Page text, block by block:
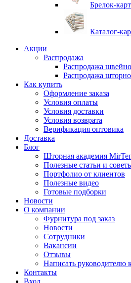
Брелок-
Каталог-
Акции
Распродажа
Распродажа
Распродажа
Как купить
Оформление заказа
Условия оплаты
Условия доставки
Условия возврата
Верификация оптовика
Доставка
Блог
Шторная академия
Полезные статьи и
Портфолио от клиентов
Полезные видео
Готовые подборки
Новости
О компании
Фурнитура под заказ
Новости
Сотрудники
Вакансии
Отзывы
Написать руководителю
Контакты
Вход